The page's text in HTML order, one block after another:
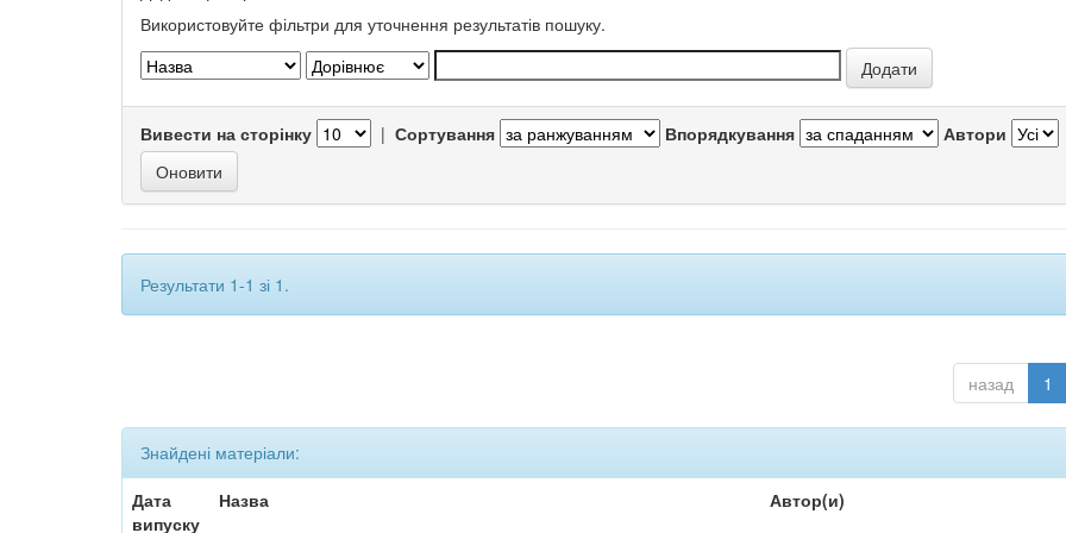
Використовуйте фільтри для уточнення результатів пошуку.
Вивести на сторінку | Сортування Впорядкування Автори
Результати 1-1 зі 1.
назад 1
Знайдені матеріали:
Дата
випуску
Назва Автор(и)